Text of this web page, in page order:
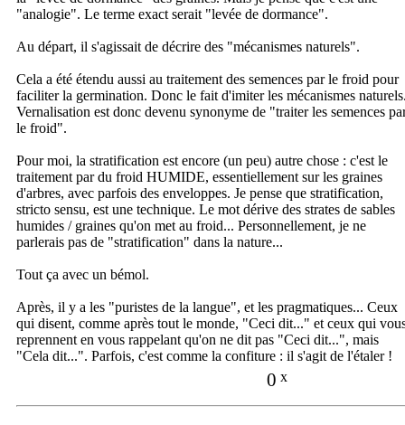
"analogie". Le terme exact serait "levée de dormance".
Au départ, il s'agissait de décrire des "mécanismes naturels".
Cela a été étendu aussi au traitement des semences par le froid pour
faciliter la germination. Donc le fait d'imiter les mécanismes
Vernalisation est donc devenu synonyme de "traiter les semences
le froid".
Pour moi, la stratification est encore (un peu) autre chose : c'est le
traitement par du froid HUMIDE, essentiellement sur les graines
d'arbres, avec parfois des enveloppes. Je pense que stratification,
stricto sensu, est une technique. Le mot dérive des strates de sables
humides / graines qu'on met au froid... Personnellement, je ne
parlerais pas de "stratification" dans la nature...
Tout ça avec un bémol.
Après, il y a les "puristes de la langue", et les pragmatiques... Ceux
qui disent, comme après tout le monde, "Ceci dit..." et ceux qui
reprennent en vous rappelant qu'on ne dit pas "Ceci dit...", mais
"Cela dit...". Parfois, c'est comme la confiture : il s'agit de l'étaler !
0 x